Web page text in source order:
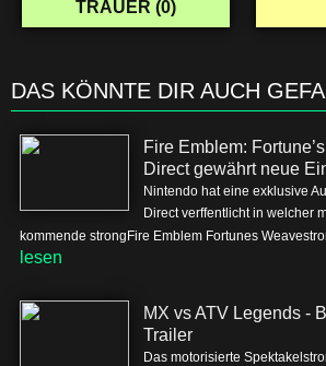
TRAUER (0)
DAS KÖNNTE DIR AUCH
Fire Emblem:
Direct gewährt neue
Nintendo hat eine exklusive
Direct verffentlicht in welcher
kommende strongFire Emblem Fortunes
lesen
MX vs ATV Legends -
Trailer
Das motorisierte